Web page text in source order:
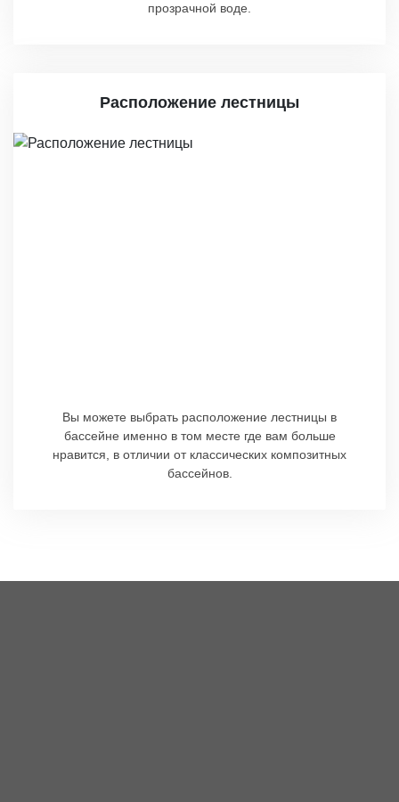
прозрачной воде.
Расположение лестницы
Вы можете выбрать расположение лестницы в
бассейне именно в том месте где вам больше
нравится, в отличии от классических композитных
бассейнов.